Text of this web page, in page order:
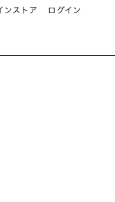
ンストア ログイン